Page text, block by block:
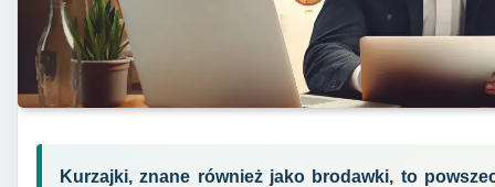
Kurzajki, znane również jako brodawki, to